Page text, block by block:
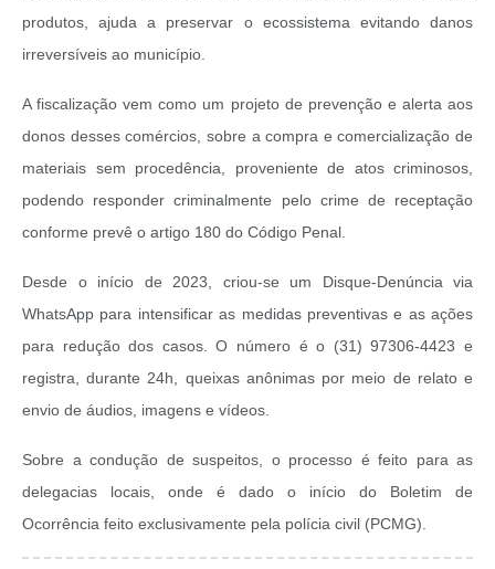
produtos, ajuda a preservar o ecossistema evitando danos
irreversíveis ao município.
A fiscalização vem como um projeto de prevenção e alerta aos
donos desses comércios, sobre a compra e comercialização de
materiais sem procedência, proveniente de atos criminosos,
podendo responder criminalmente pelo crime de receptação
conforme prevê o artigo 180 do Código Penal.
Desde o início de 2023, criou-se um Disque-Denúncia via
WhatsApp para intensificar as medidas preventivas e as ações
para redução dos casos. O número é o (31) 97306-4423 e
registra, durante 24h, queixas anônimas por meio de relato e
envio de áudios, imagens e vídeos.
Sobre a condução de suspeitos, o processo é feito para as
delegacias locais, onde é dado o início do Boletim de
Ocorrência feito exclusivamente pela polícia civil (PCMG).